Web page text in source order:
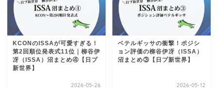
KCONのISSAが可愛すぎる！
第2回順位発表式11位｜柳谷伊
冴（ISSA）沼まとめ④【日プ
新世界】
2026-05-26
ベテルギッサの衝撃！ポジシ
ョン評価の柳谷伊冴（ISSA）
沼まとめ③【日プ新世界】
2026-05-12